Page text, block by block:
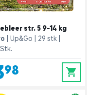
str. 5 9-14 kg
Up&Go
29 stk
0